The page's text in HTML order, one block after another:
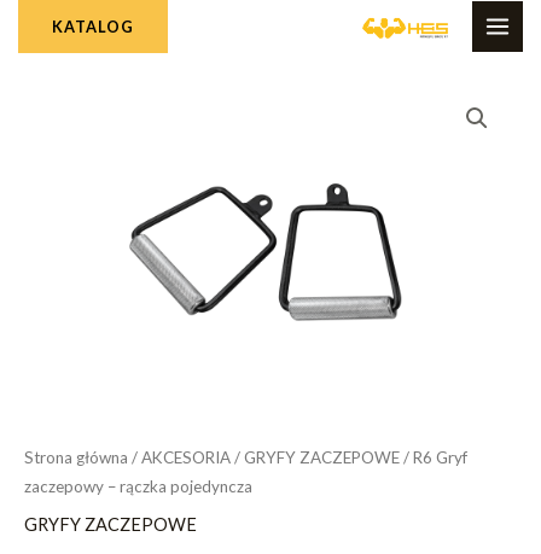
KATALOG
Strona główna /AKCESORIA/ GRYFY ZACZEPOWE/ R6 Gryf
zaczepowy – rączka pojedyncza
GRYFY ZACZEPOWE